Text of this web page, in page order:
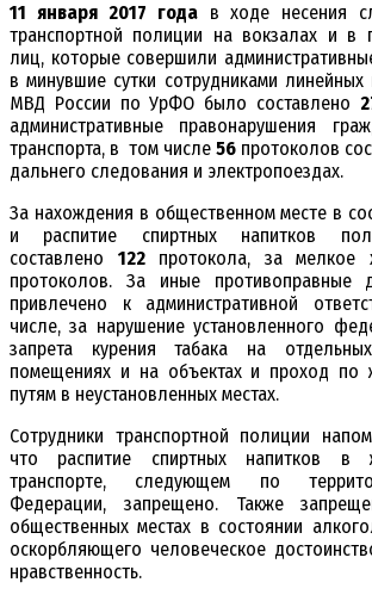
11 января 2017 годав ходе несения
транспортной полиции на вокзалах и в
лиц, которые совершили
в минувшие сутки сотрудниками
МВД России по УрФО было составлено
административные правонарушения
транспорта, в том числе 56 протоколов
дальнего следования и электропоездах.
За нахождения в общественном месте в
и распитие спиртных напитков
составлено 122протокола, за мелкое
протоколов. За иные противоправные
привлечено к административной
числе, за нарушение установленного
запрета курения табака на
помещениях и на объектах и проход по
путям в неустановленных местах.
Сотрудники транспортной полиции
что распитие спиртных напитков в
транспорте, следующем по
Федерации, запрещено. Также
общественных местах в состоянии
оскорбляющего человеческое
нравственность.